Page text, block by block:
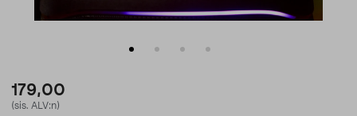
179,00
(sis. ALV:n)